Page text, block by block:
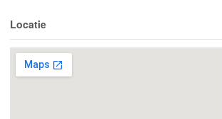
Locatie